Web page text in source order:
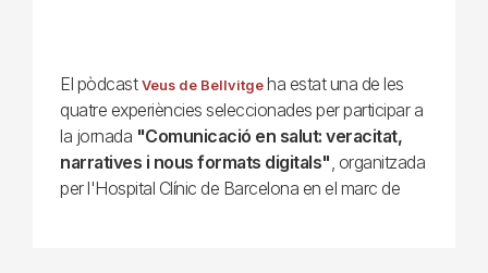
El pòdcast Veus de Bellvitgeha estat una de les
quatre experiències seleccionades per participar a
la jornada "Comunicació en salut: veracitat,
narratives i nous formats digitals" , organitzada
per l'Hospital Clínic de Barcelona en el marc de